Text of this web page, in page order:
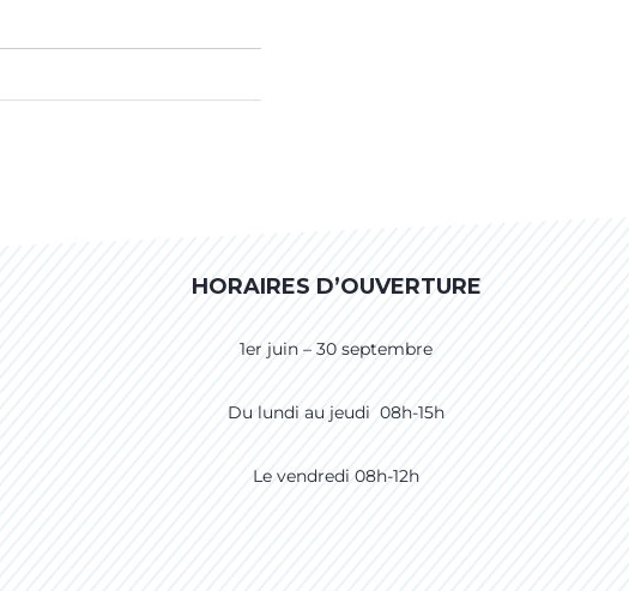
HORAIRES D’OUVERTURE
1er juin – 30 septembre
Du lundi au jeudi 08h-15h
Le vendredi 08h-12h